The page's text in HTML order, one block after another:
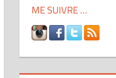
ME SUIVRE …